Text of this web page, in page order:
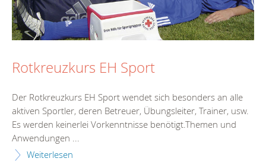
Rotkreuzkurs EH Sport
Der Rotkreuzkurs EH Sport wendet sich besonders an alle
aktiven Sportler, deren Betreuer, Übungsleiter, Trainer, usw.
Es werden keinerlei Vorkenntnisse benötigt.Themen und
Anwendungen ...
Weiterlesen